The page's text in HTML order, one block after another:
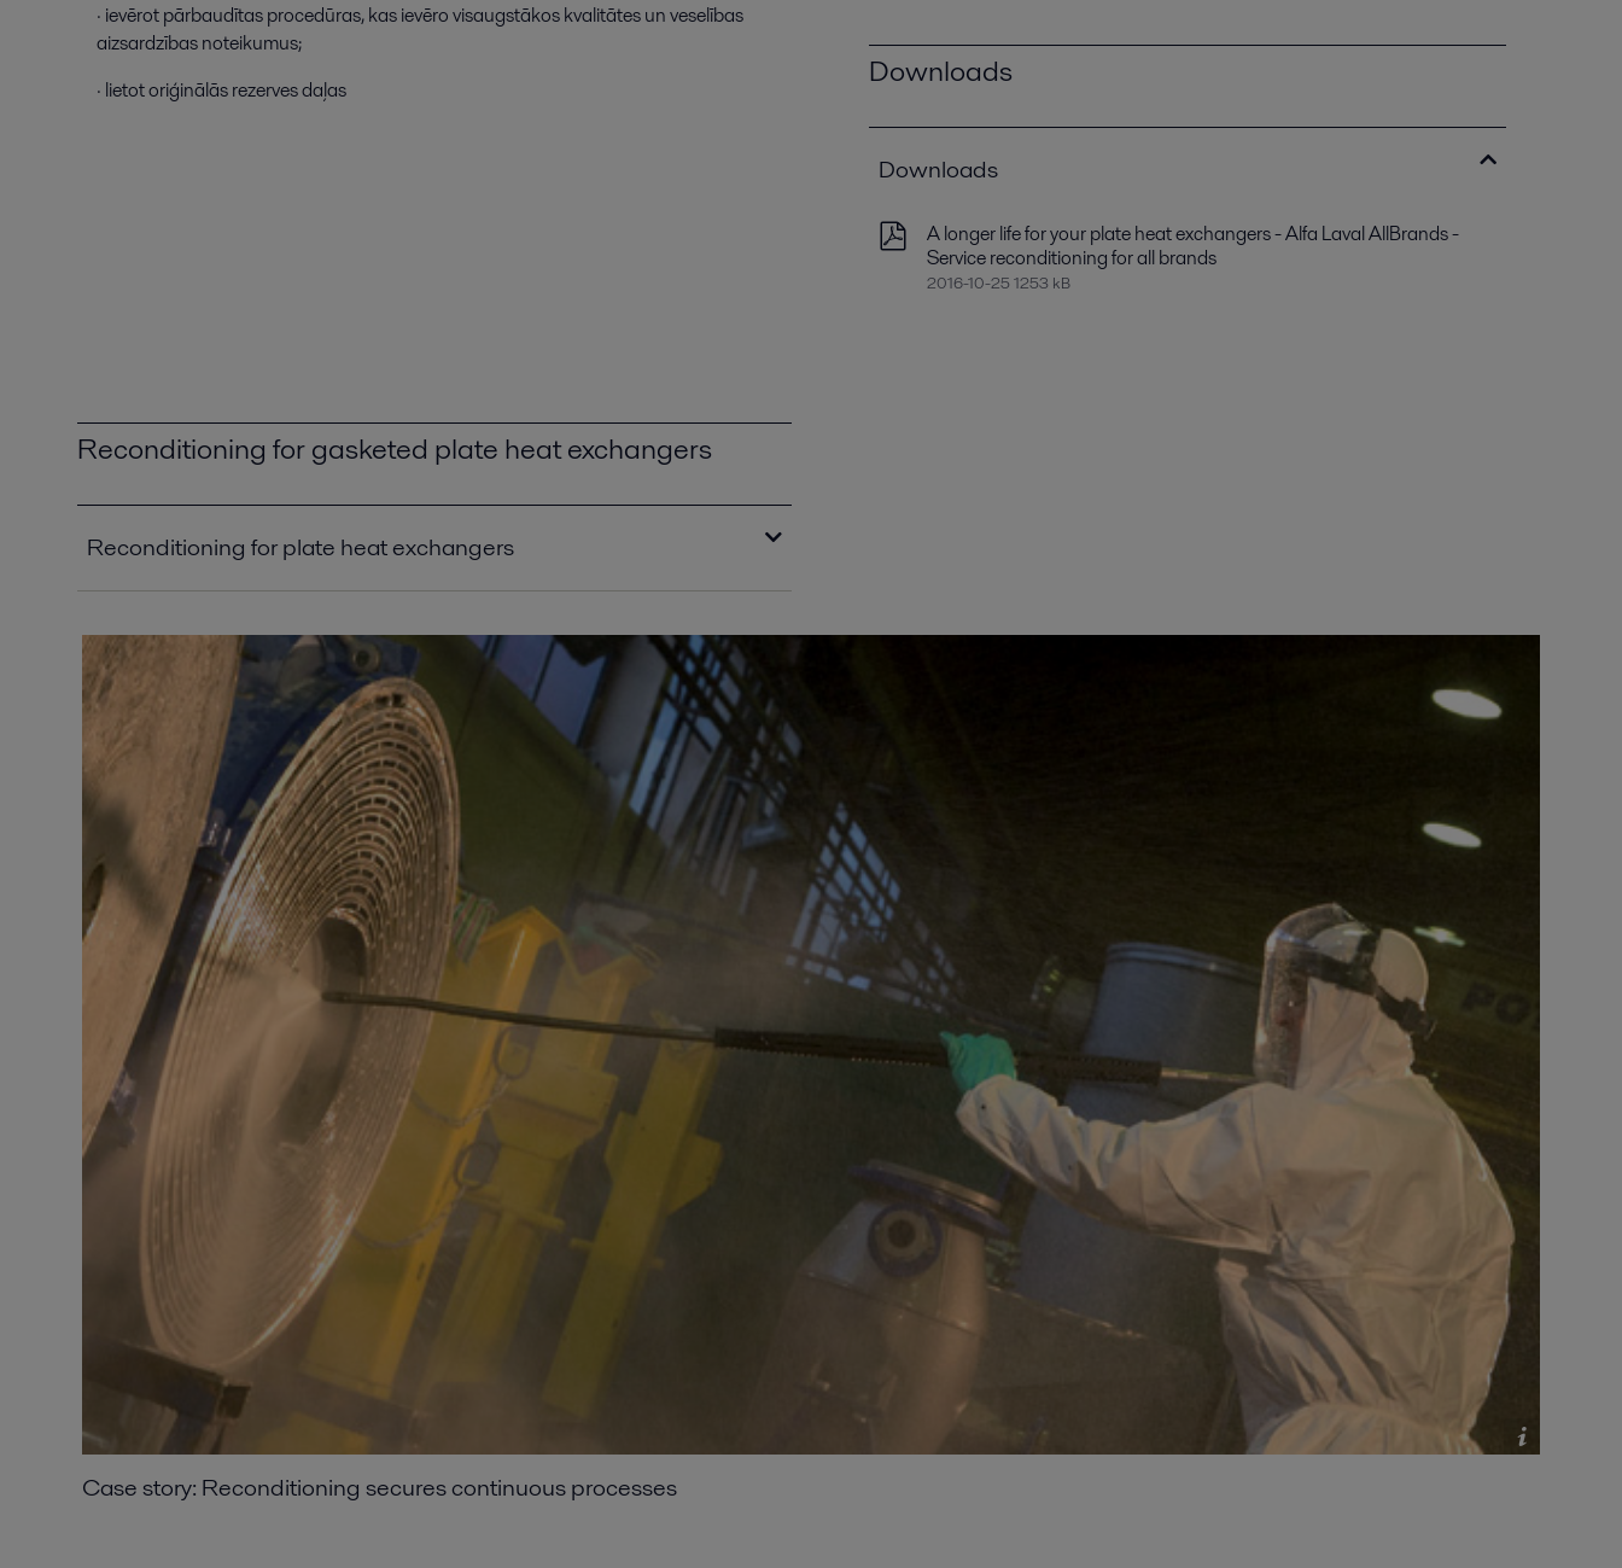
· ievērotpārbaudītasprocedūras,kasievērovisaugstākoskvalitātesunveselības
aizsardzībasnoteikumus;
· lietotoriģinālāsrezervesdaļas Downloads
Downloads
A longer life for your plate heat exchangers - Alfa Laval AllBrands -
Service reconditioning for all brands
2016-10-25 1253 kB
Reconditioning for gasketed plate heat exchangers
Reconditioning for plate heat exchangers
for plate heat exchangers
2016-10-25 2087 kB
Yellow - when less is more
2016-10-25 221 kB
Blue - the simple solution
2016-10-25 267 kB
Red - for heavy demand
2016-10-25 276 kB
Case story: Reconditioning secures continuous processes